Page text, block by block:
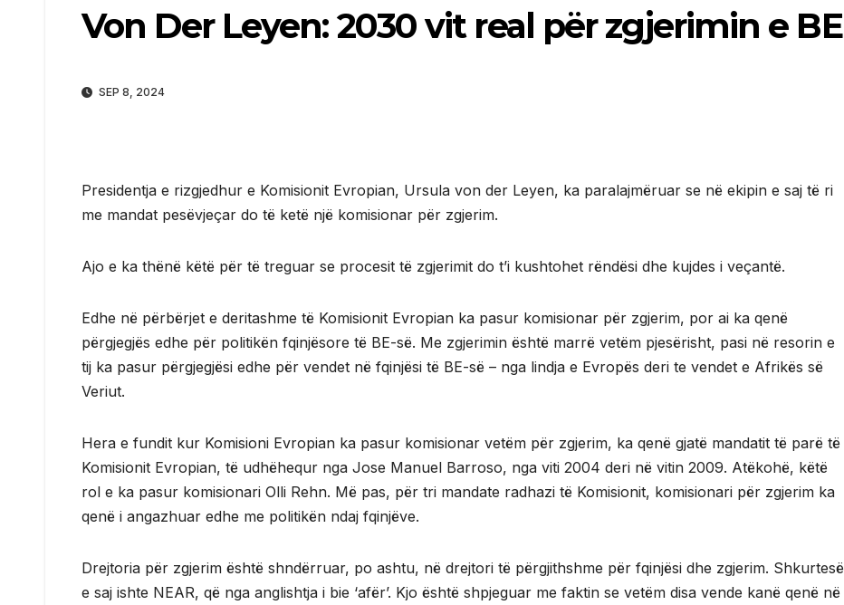
Von Der Leyen: 2030 vit real për zgjerimin e BE
SEP 8, 2024
Presidentja e rizgjedhur e Komisionit Evropian, Ursula von der Leyen, ka paralajmëruar se në ekipin e saj të ri
me mandat pesëvjeçar do të ketë një komisionar për zgjerim.
Ajo e ka thënë këtë për të treguar se procesit të zgjerimit do t’i kushtohet rëndësi dhe kujdes i veçantë.
Edhe në përbërjet e deritashme të Komisionit Evropian ka pasur komisionar për zgjerim, por ai ka qenë
përgjegjës edhe për politikën fqinjësore të BE-së. Me zgjerimin është marrë vetëm pjesërisht, pasi në resorin e
tij ka pasur përgjegjësi edhe për vendet në fqinjësi të BE-së – nga lindja e Evropës deri te vendet e Afrikës së
Veriut.
Hera e fundit kur Komisioni Evropian ka pasur komisionar vetëm për zgjerim, ka qenë gjatë mandatit të parë të
Komisionit Evropian, të udhëhequr nga Jose Manuel Barroso, nga viti 2004 deri në vitin 2009. Atëkohë, këtë
rol e ka pasur komisionari Olli Rehn. Më pas, për tri mandate radhazi të Komisionit, komisionari për zgjerim ka
qenë i angazhuar edhe me politikën ndaj fqinjëve.
Drejtoria për zgjerim është shndërruar, po ashtu, në drejtori të përgjithshme për fqinjësi dhe zgjerim. Shkurtesë
e saj ishte NEAR, që nga anglishtja i bie ‘afër’. Kjo është shpjeguar me faktin se vetëm disa vende kanë qenë në